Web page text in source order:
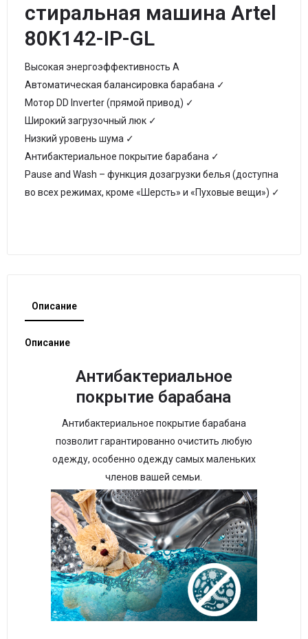
стиральная машина Artel
80K142-IP-GL
Высокая энергоэффективность А
Автоматическая балансировка барабана ✓
Мотор DD Inverter (прямой привод) ✓
Широкий загрузочный люк ✓
Низкий уровень шума ✓
Антибактериальное покрытие барабана ✓
Pause and Wash – функция дозагрузки белья (доступна
во всех режимах, кроме «Шерсть» и «Пуховые вещи») ✓
Описание
Описание
Антибактериальное
покрытие барабана
Антибактериальное покрытие барабана
позволит гарантированно очистить любую
одежду, особенно одежду самых маленьких
членов вашей семьи.